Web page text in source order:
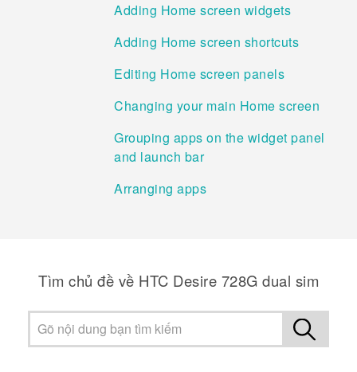
Adding Home screen widgets
Adding Home screen shortcuts
Editing Home screen panels
Changing your main Home screen
Grouping apps on the widget panel
and launch bar
Arranging apps
Tìm chủ đề về HTC Desire 728G dual sim